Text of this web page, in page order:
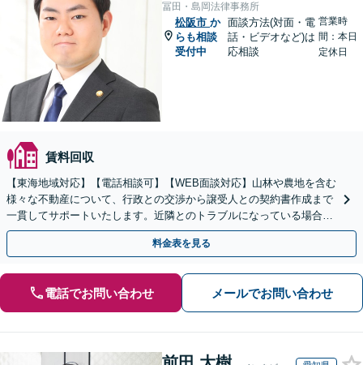
冨田・島岡法律事務所
松阪市 か
らも相談
受付中
面談方法(対面・電
話・ビデオなど)は
応相談
営業時
間：本日
定休日
賃料回収
【東海地域対応】【電話相談可】【WEB面談対応】山林や農地を含む
様々な不動産について、行政との交渉から譲受人との契約書作成まで
一貫してサポートいたします。近隣とのトラブルになっている場合
や、解決が難航している案件でも、ぜひご相談ください。
料金表を見る
電話でお問い合わせ メールでお問い合わせ